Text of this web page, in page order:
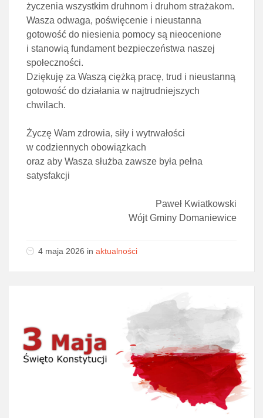
życzenia wszystkim druhnom i druhom strażakom.
Wasza odwaga, poświęcenie i nieustanna
gotowość do niesienia pomocy są nieocenione
i stanowią fundament bezpieczeństwa naszej
społeczności.
Dziękuję za Waszą ciężką pracę, trud i nieustanną
gotowość do działania w najtrudniejszych
chwilach.
Życzę Wam zdrowia, siły i wytrwałości
w codziennych obowiązkach
oraz aby Wasza służba zawsze była pełna
satysfakcji
Paweł Kwiatkowski
Wójt Gminy Domaniewice
4 maja 2026 in aktualności